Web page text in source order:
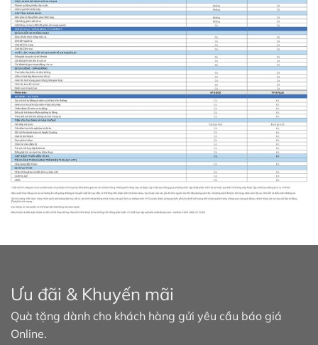
Ưu đãi & Khuyến mãi
Quà tặng dành cho khách hàng gửi yêu cầu báo giá
Online.